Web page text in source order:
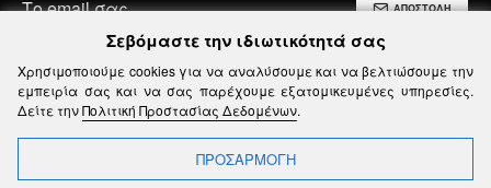
ΑΠΟΣΤΟΛΗ
Έχω διαβάσει και αποδέχομαι τους
Ασφάλεια, Όροι Χρήσης & Προϋποθέσεις
Σεβόμαστε την ιδιωτικότητά σας
Χρησιμοποιούμε cookies για να αναλύσουμε και να βελτιώσουμε την
εμπειρία σας και να σας παρέχουμε εξατομικευμένες υπηρεσίες.
Δείτε τηνΠολιτική Προστασίας Δεδομένων.
ΠΡΟΣΑΡΜΟΓΗ